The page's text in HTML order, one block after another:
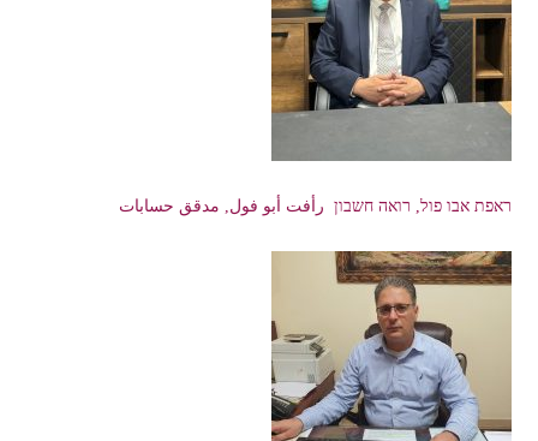
ראפת אבו פול, רואה חשבון رأفت أبو فول, مدقق حسابات